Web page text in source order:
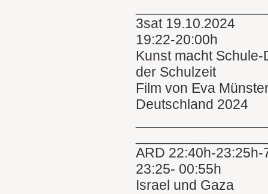
3sat 19.10.2024
19:22-20:00h
Kunst macht
der Schulzeit
Film von Eva
Deutschland 2024
ARD 22:40h-
23:25- 00:55h
Israel und Gaza